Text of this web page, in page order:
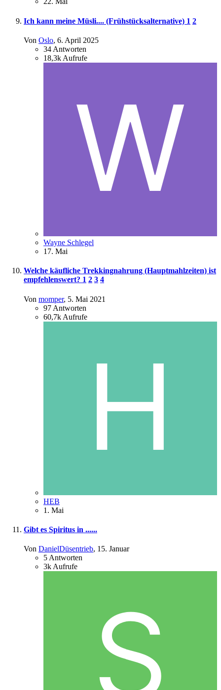
Ich kann meine Müsli.... (Frühstücksalternative) 1 2
Von Oslo, 6. April 2025
34 Antworten
18,3k Aufrufe
Wayne Schlegel
17. Mai
Welche käufliche Trekkingnahrung (Hauptmahlzeiten) ist
empfehlenswert? 1 2 3 4
Von momper, 5. Mai 2021
97 Antworten
60,7k Aufrufe
HEB
1. Mai
Gibt es Spiritus in ......
Von DanielDüsentrieb, 15. Januar
5 Antworten
3k Aufrufe